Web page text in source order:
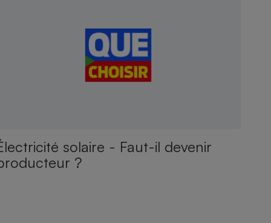
solaire - Faut-il devenir
?